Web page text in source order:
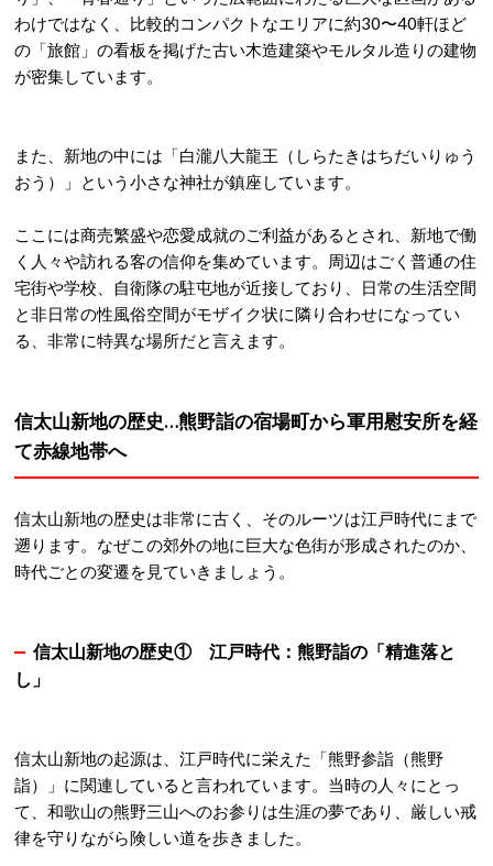
わけではなく、比較的コンパクトなエリアに約30〜40軒ほど
の「旅館」の看板を掲げた古い木造建築やモルタル造りの建物
が密集しています。
また、新地の中には「白瀧八大龍王（しらたきはちだいりゅう
おう）」という小さな神社が鎮座しています。
ここには商売繁盛や恋愛成就のご利益があるとされ、新地で働
く人々や訪れる客の信仰を集めています。周辺はごく普通の住
宅街や学校、自衛隊の駐屯地が近接しており、日常の生活空間
と非日常の性風俗空間がモザイク状に隣り合わせになってい
る、非常に特異な場所だと言えます。
信太山新地の歴史…熊野詣の宿場町から軍用慰安所を経
て赤線地帯へ
信太山新地の歴史は非常に古く、そのルーツは江戸時代にまで
遡ります。なぜこの郊外の地に巨大な色街が形成されたのか、
時代ごとの変遷を見ていきましょう。
信太山新地の歴史① 江戸時代：熊野詣の「精進落と
し」
信太山新地の起源は、江戸時代に栄えた「熊野参詣（熊野
詣）」に関連していると言われています。当時の人々にとっ
て、和歌山の熊野三山へのお参りは生涯の夢であり、厳しい戒
律を守りながら険しい道を歩きました。